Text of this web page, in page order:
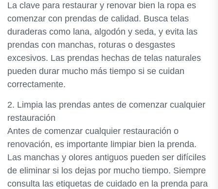
La clave para restaurar y renovar bien la ropa es
comenzar con prendas de calidad. Busca telas
duraderas como lana, algodón y seda, y evita las
prendas con manchas, roturas o desgastes
excesivos. Las prendas hechas de telas naturales
pueden durar mucho más tiempo si se cuidan
correctamente.
2. Limpia las prendas antes de comenzar cualquier
restauración
Antes de comenzar cualquier restauración o
renovación, es importante limpiar bien la prenda.
Las manchas y olores antiguos pueden ser difíciles
de eliminar si los dejas por mucho tiempo. Siempre
consulta las etiquetas de cuidado en la prenda para